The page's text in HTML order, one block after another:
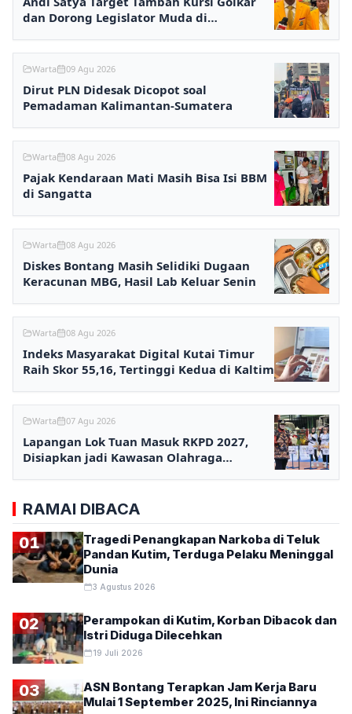
dan Dorong Legislator Muda di
Warta 09 Agu 2026
Dirut PLN Didesak Dicopot soal
Pemadaman Kalimantan-Sumatera
Warta 08 Agu 2026
Pajak Kendaraan Mati Masih Bisa Isi BBM
di Sangatta
Warta 08 Agu 2026
Diskes Bontang Masih Selidiki Dugaan
Keracunan MBG, Hasil Lab Keluar Senin
Warta 08 Agu 2026
Indeks Masyarakat Digital Kutai Timur
Raih Skor 55,16, Tertinggi Kedua di Kaltim
Warta 07 Agu 2026
Lapangan Lok Tuan Masuk RKPD 2027,
Disiapkan jadi Kawasan Olahraga
RAMAI DIBACA
01
Tragedi Penangkapan Narkoba di Teluk
Pandan Kutim, Terduga Pelaku Meninggal
Dunia
3 Agustus 2026
02
Perampokan di Kutim, Korban Dibacok dan
Istri Diduga Dilecehkan
19 Juli 2026
03
ASN Bontang Terapkan Jam Kerja Baru
Mulai 1 September 2025, Ini Rinciannya